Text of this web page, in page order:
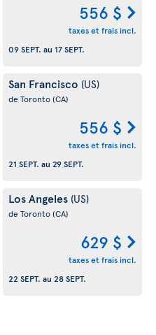
556 $
taxes et frais incl.
09 SEPT. au 17 SEPT.
San Francisco (US)
de Toronto(CA)
556 $
taxes et frais incl.
21 SEPT. au 29 SEPT.
Los Angeles (US)
de Toronto(CA)
629 $
taxes et frais incl.
22 SEPT. au 28 SEPT.